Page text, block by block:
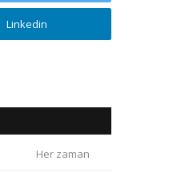
Linkedin
Her zaman